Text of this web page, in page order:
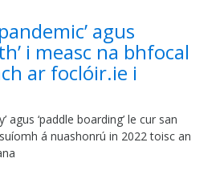
agus
i measc na bhfocal
ar foclóir.ie i
agus ‘paddle boarding’ le cur san
á nuashonrú in 2022 toisc an